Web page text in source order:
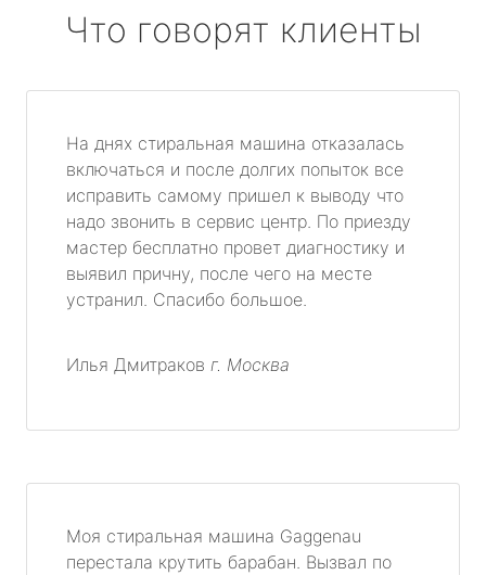
Что говорят клиенты
На днях стиральная машина отказалась
включаться и после долгих попыток все
исправить самому пришел к выводу что
надо звонить в сервис центр. По приезду
мастер бесплатно провет диагностику и
выявил причну, после чего на месте
устранил. Спасибо большое.
Илья Дмитраков г. Москва
Моя стиральная машина Gaggenau
перестала крутить барабан. Вызвал по